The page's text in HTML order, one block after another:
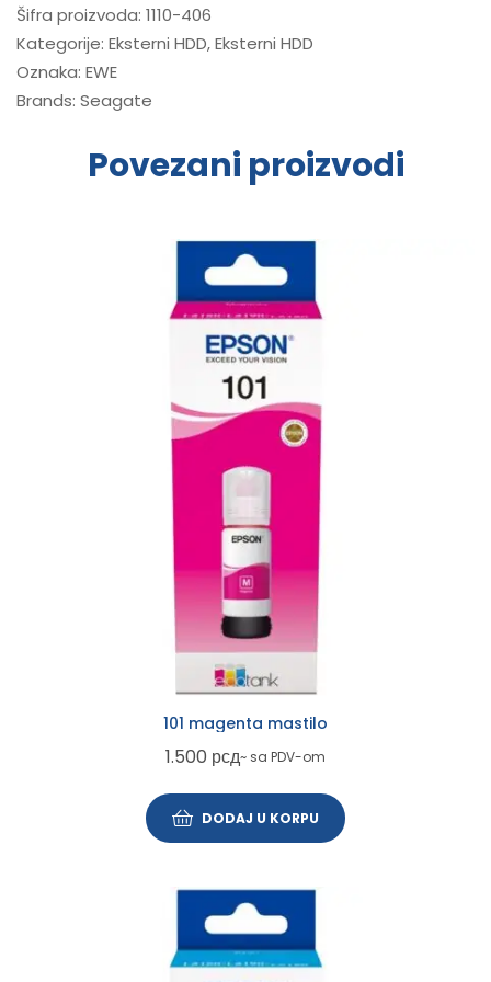
Šifra proizvoda: 1110-406
Kategorije: Eksterni HDD,Eksterni HDD
Oznaka: EWE
Brands: Seagate
Povezani proizvodi
101 magenta mastilo
1.500 рсд~ sa PDV-om
DODAJ U KORPU